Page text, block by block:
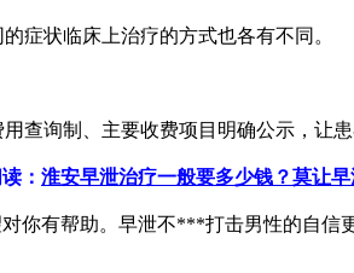
状临床上治疗的方式也各有不同。
询制、主要收费项目明确公示，让患
： 淮安早泄治疗一般要多少钱？莫让
有帮助。早泄不***打击男性的自信